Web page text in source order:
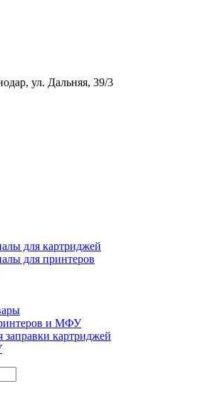
ул. Дальняя, 39/3
для картриджей
для принтеров
и МФУ
заправки картриджей